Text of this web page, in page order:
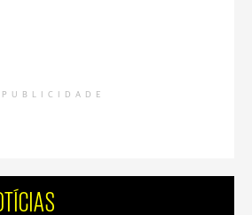
PUBLICIDADE